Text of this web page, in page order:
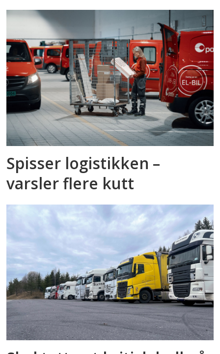
Spisser logistikken –
varsler flere kutt